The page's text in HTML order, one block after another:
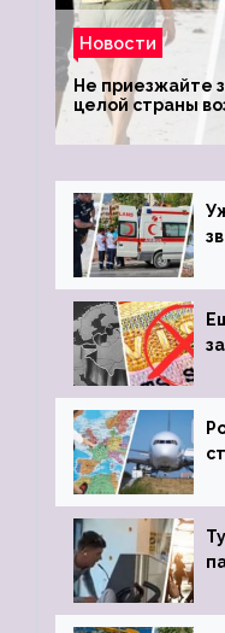
Новости
Не приезжайте
целой страны
туристки
обзавестись